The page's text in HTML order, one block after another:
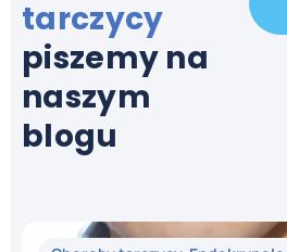
tarczycy
piszemy na
naszym
blogu